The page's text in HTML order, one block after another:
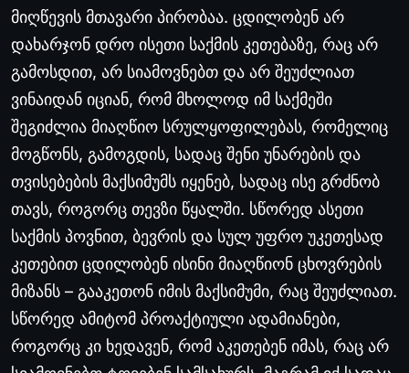
მიღწევის მთავარი პირობაა. ცდილობენ არ
დახარჯონ დრო ისეთი საქმის კეთებაზე, რაც არ
გამოსდით, არ სიამოვნებთ და არ შეუძლიათ
ვინაიდან იციან, რომ მხოლოდ იმ საქმეში
შეგიძლია მიაღწიო სრულყოფილებას, რომელიც
მოგწონს, გამოგდის, სადაც შენი უნარების და
თვისებების მაქსიმუმს იყენებ, სადაც ისე გრძნობ
თავს, როგორც თევზი წყალში. სწორედ ასეთი
საქმის პოვნით, ბევრის და სულ უფრო უკეთესად
კეთებით ცდილობენ ისინი მიაღწიონ ცხოვრების
მიზანს – გააკეთონ იმის მაქსიმუმი, რაც შეუძლიათ.
სწორედ ამიტომ პროაქტიული ადამიანები,
როგორც კი ხედავენ, რომ აკეთებენ იმას, რაც არ